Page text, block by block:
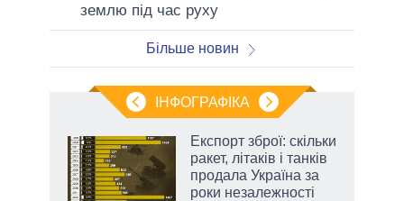
землю під час руху
Більше новин
ІНФОГРАФІКА
Експорт зброї: скільки
ракет, літаків і танків
продала Україна за
роки незалежності